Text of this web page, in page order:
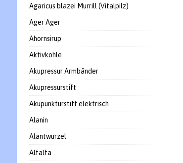
Agaricus blazei Murrill (Vitalpilz)
Ager Ager
Ahornsirup
Aktivkohle
Akupressur Armbänder
Akupressurstift
Akupunkturstift elektrisch
Alanin
Alantwurzel
Alfalfa